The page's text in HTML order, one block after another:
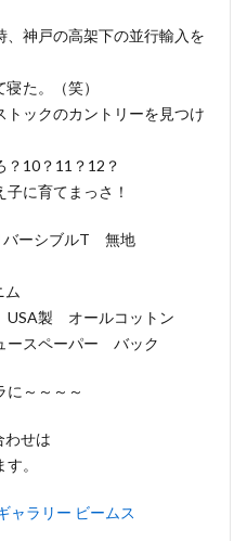
神戸の高架下の並行輸入を
た。（笑）
トックのカントリーを見つけ
？10？11？12？
に育てまっさ！
ーシブルT 無地
ム
製 オールコットン
スペーパー バック
に～～～～
わせは
。
ャラリー ビームス